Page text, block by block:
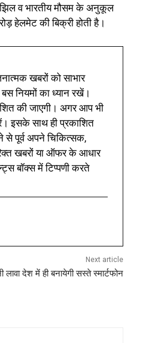
व भारतीय मौसम के अनुकूल
हेलमेट की बिक्री होती है।
खबरों को साभार
नियमों का ध्यान रखें।
की जाएगी। अगर आप भी
इसके साथ ही प्रकाशित
से पूर्व अपने चिकित्सक,
खबरों या ऑफर के आधार
बॉक्स में टिप्पणी करते
Next article
लावा देश में ही बनायेगी सस्ते स्मार्टफोन